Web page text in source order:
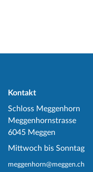
Kontakt
Schloss Meggenhorn
Meggenhornstrasse
6045 Meggen
Mittwoch bis Sonntag
meggenhorn@meggen.ch